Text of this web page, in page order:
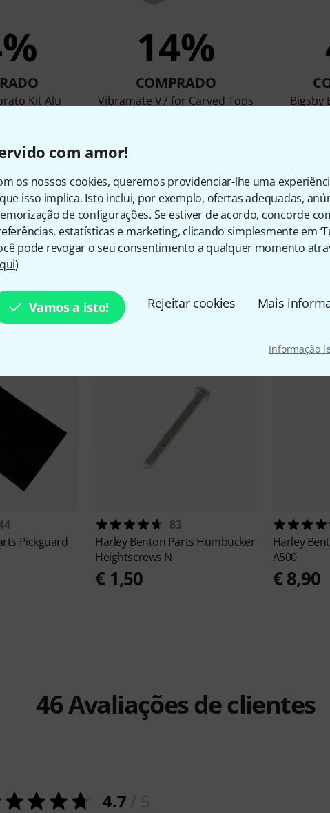
com amor!
os nossos cookies, queremos providenciar-lhe uma
isso implica. Isto inclui, por exemplo, ofertas adequadas,
de configurações. Se estiver de acordo, concorde
estatísticas e marketing, clicando simplesmente em
pode revogar o seu consentimento a qualquer momento
)
Vamos a isto! Rejeitar cookies Mais
Informação
Kit Alu
14%
COMPRADO
Vibramate V7 for Carved Tops Bigsby
Comparar
e artigos
Pickguard
83
Harley Benton Parts Humbucker
Heightscrews N
€ 1,50
Harley
A500
€ 8,90
46Avaliações de clientes
4.7